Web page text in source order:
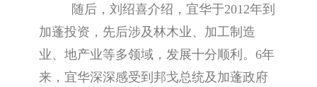
随后，刘绍喜介绍，宜华于2012年到
加蓬投资，先后涉及林木业、加工制造
业、地产业等多领域，发展十分顺利。6年
来，宜华深深感受到邦戈总统及加蓬政府